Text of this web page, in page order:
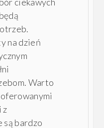
na dzień
Warto
z
są bardzo